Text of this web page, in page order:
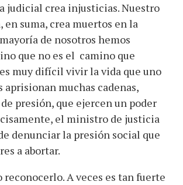
judicial crea injusticias. Nuestro
en suma, crea muertos en la
de nosotros hemos
que no es el camino que
muy difícil vivir la vida que uno
aprisionan muchas cadenas,
presión, que ejercen un poder
el ministro de justicia
denunciar la presión social que
a abortar.
A veces es tan fuerte